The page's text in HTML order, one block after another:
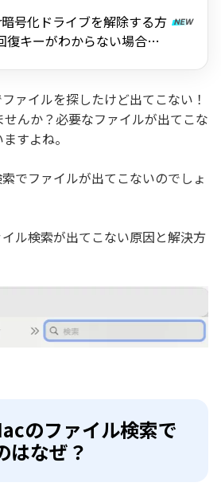
号化ドライブを解除する方
キーがわからない場合も
ァイルを探したけど出てこない！
んか？必要なファイルが出てこな
すよね。
でファイルが出てこないのでしょ
ル検索が出てこない原因と解決方
のファイル検索で
はなぜ？